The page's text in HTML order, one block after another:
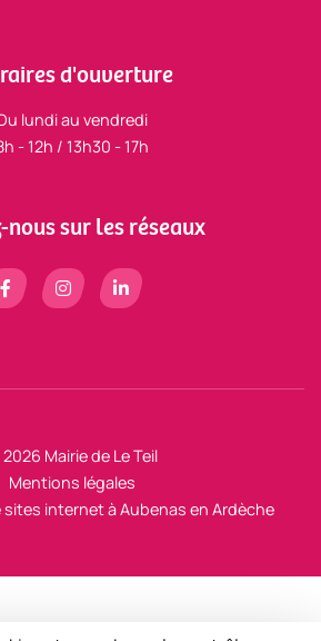
d'ouverture
lundi au vendredi
- 12h / 13h30 - 17h
nous sur les réseaux
Mairie de Le Teil
Mentions légales
internet à Aubenas en Ardèche